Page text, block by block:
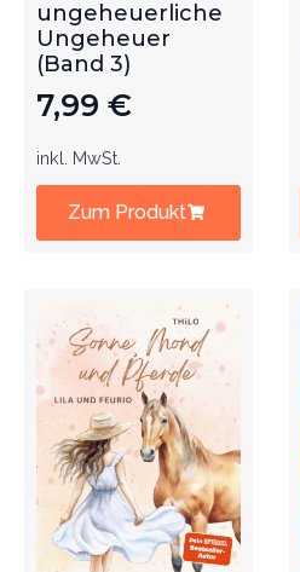
ungeheuerliche
Ungeheuer
(Band 3)
7,99 €
inkl. MwSt.
Zum Produkt